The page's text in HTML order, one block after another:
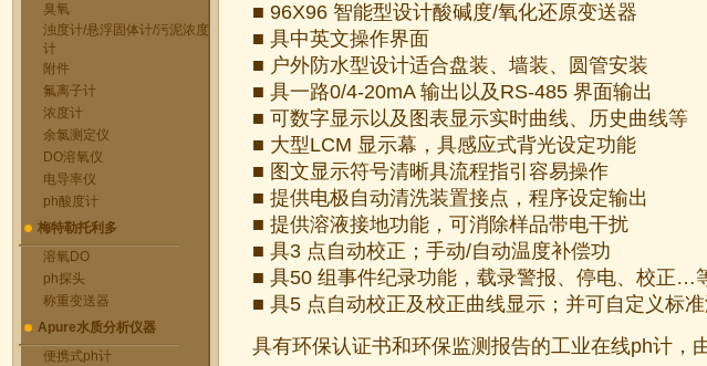
臭氧
浊度计/悬浮固体计/污泥浓度
计
附件
氟离子计
浓度计
余氯测定仪
DO溶氧仪
电导率仪
ph酸度计
梅特勒托利多
溶氧DO
ph探头
称重变送器
Apure水质分析仪器
便携式ph计
■ 96X96 智能型设计酸碱度/氧化还原变送器
■ 具中英文操作界面
■ 户外防水型设计适合盘装、墙装、圆管安装
■ 具一路0/4-20mA 输出以及RS-485 界面输出
■ 可数字显示以及图表显示实时曲线、历史曲线等
■ 大型LCM 显示幕，具感应式背光设定功能
■ 图文显示符号清晰具流程指引容易操作
■ 提供电极自动清洗装置接点，程序设定输出
■ 提供溶液接地功能，可消除样品带电干扰
■ 具3 点自动校正；手动/自动温度补偿功
■ 具50 组事件纪录功能，载录警报、停电、校正…
■ 具5 点自动校正及校正曲线显示；并可自定义标准
具有环保认证书和环保监测报告的工业在线ph计，